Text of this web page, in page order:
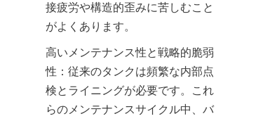
接疲労や構造的歪みに苦しむこと
がよくあります。
高いメンテナンス性と戦略的脆弱
性：従来のタンクは頻繁な内部点
検とライニングが必要です。これ
らのメンテナンスサイクル中、バ